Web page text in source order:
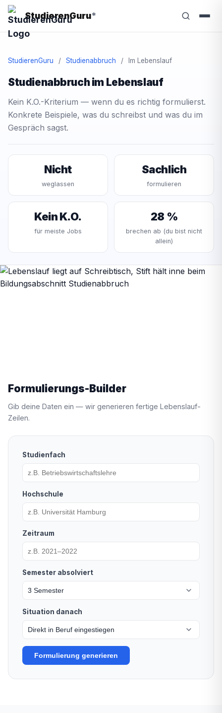
StudierenGuru*
StudierenGuru / Studienabbruch / Im Lebenslauf
Studienabbruch im Lebenslauf
Kein K.O.-Kriterium — wenn du es richtig formulierst.
Konkrete Beispiele, was du schreibst und was du im
Gespräch sagst.
Nicht
weglassen
Sachlich
formulieren
Kein K.O.
für meiste Jobs
28 %
brechen ab (du bist nicht
allein)
Formulierungs-Builder
Gib deine Daten ein — wir generieren fertige Lebenslauf-
Zeilen.
Studienfach
Hochschule
Zeitraum
Semester absolviert
3 Semester
Situation danach
Direkt in Beruf eingestiegen
Formulierung generieren